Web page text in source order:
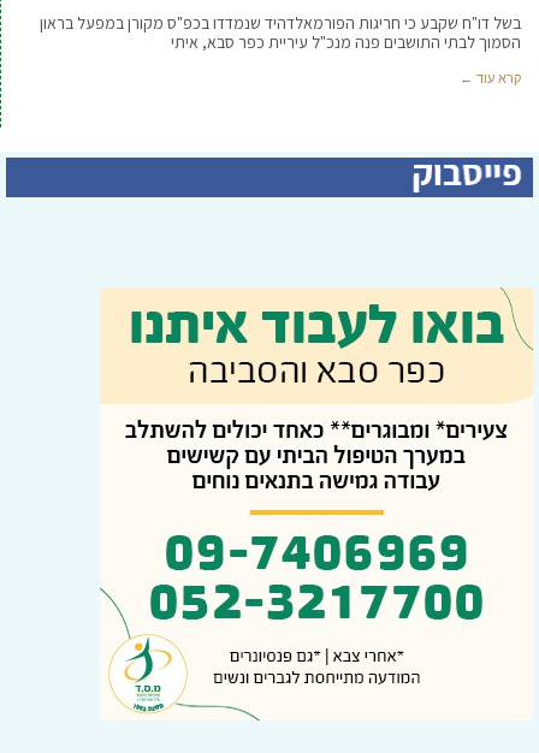
בשל דו"ח שקבע כי חריגות הפורמאלדהיד שנמדדו בכפ"ס מקורן במפעל בראון
הסמוך לבתי התושבים פנה מנכ"ל עיריית כפר סבא, איתי
קרא עוד ←